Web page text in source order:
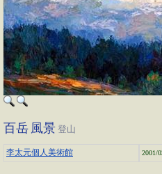
百岳 風景 登山
李太元個人美術館 2001/